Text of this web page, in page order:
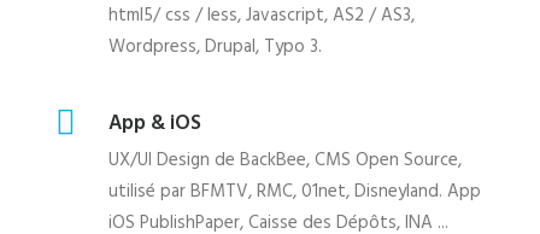
html5/ css / less, Javascript, AS2 / AS3,
Wordpress, Drupal, Typo 3.
App & iOS
UX/UI Design de BackBee, CMS Open Source,
utilisé par BFMTV, RMC, 01net, Disneyland. App
iOS PublishPaper, Caisse des Dépôts, INA ...